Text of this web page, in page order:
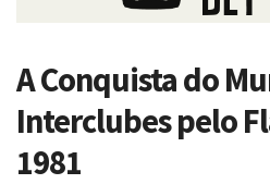
A Conquista do
Interclubes pelo
1981